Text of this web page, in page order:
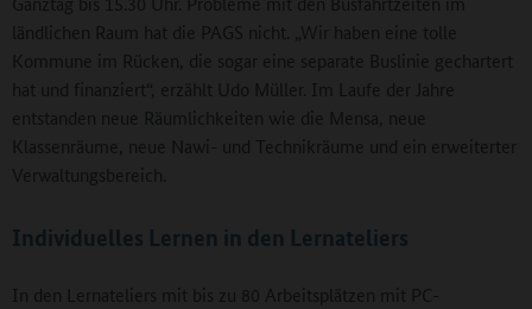
ländlichen Raum hat die PAGS nicht. „Wir haben eine tolle
Kommune im Rücken, die sogar eine separate Buslinie gechartert
hat und finanziert“, erzählt Udo Müller. Im Laufe der Jahre
entstanden neue Räumlichkeiten wie die Mensa, neue
Klassenräume, neue Nawi- und Technikräume und ein erweiterter
Verwaltungsbereich.
Individuelles Lernen in den Lernateliers
In den Lernateliers mit bis zu 80 Arbeitsplätzen mit PC-